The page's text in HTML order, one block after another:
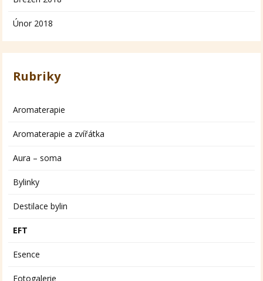
Únor 2018
Rubriky
Aromaterapie
Aromaterapie a zvířátka
Aura – soma
Bylinky
Destilace bylin
EFT
Esence
Fotogalerie